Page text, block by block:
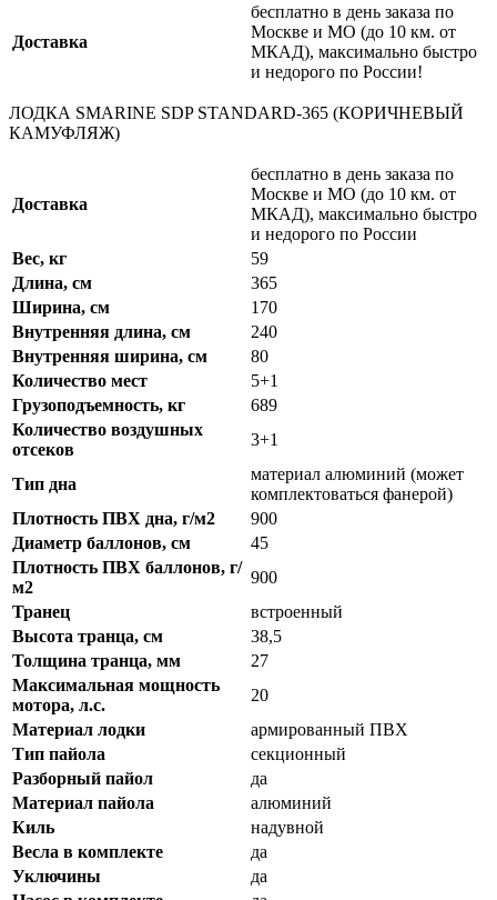
Доставка
бесплатно в день заказа по
Москве и МО (до 10 км. от
МКАД), максимально быстро
и недорого по России!
ЛОДКА SMARINE SDP STANDARD-365 (КОРИЧНЕВЫЙ
КАМУФЛЯЖ)
Доставка
бесплатно в день заказа по
Москве и МО (до 10 км. от
МКАД), максимально быстро
и недорого по России
Вес, кг
59
Длина, см
365
Ширина, см
170
Внутренняя длина, см
240
Внутренняя ширина, см
80
Количество мест
5+1
Грузоподъемность, кг
689
Количество воздушных
отсеков
3+1
Тип дна
материал алюминий (может
комплектоваться фанерой)
Плотность ПВХ дна, г/м2
900
Диаметр баллонов, см
45
Плотность ПВХ баллонов, г/
м2
900
Транец
встроенный
Высота транца, см
38,5
Толщина транца, мм
27
Максимальная мощность
мотора, л.с.
20
Материал лодки
армированный ПВХ
Тип пайола
секционный
Разборный пайол
да
Материал пайола
алюминий
Киль
надувной
Весла в комплекте
да
Уключины
да